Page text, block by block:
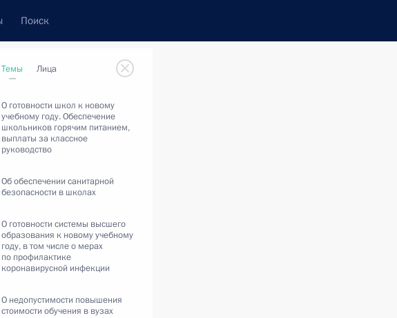
Поиск
и советы
2020
Темы
О готовности школ к новому
учебному году. Обеспечение
школьников горячим питанием,
выплаты за классное
руководство
Об обеспечении санитарной
безопасности в школах
О готовности системы высшего
образования к новому учебному
году, в том числе о мерах
по профилактике
коронавирусной инфекции
О недопустимости повышения
стоимости обучения в вузах
Лица